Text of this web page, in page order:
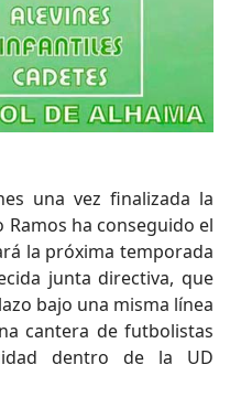
una vez finalizada la
ha conseguido el
la próxima temporada
junta directiva, que
bajo una misma línea
cantera de futbolistas
dentro de la UD